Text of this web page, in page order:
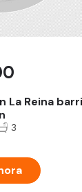
La Reina
3